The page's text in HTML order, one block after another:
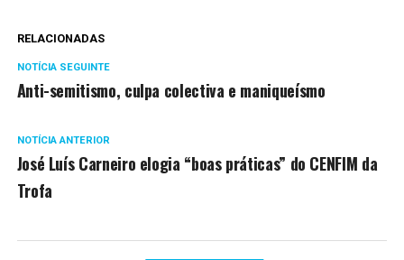
RELACIONADAS
NOTÍCIA SEGUINTE
Anti-semitismo, culpa colectiva e maniqueísmo
NOTÍCIA ANTERIOR
José Luís Carneiro elogia “boas práticas” do CENFIM da
Trofa